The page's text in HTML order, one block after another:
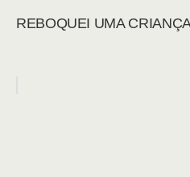
REBOQUEI UMA